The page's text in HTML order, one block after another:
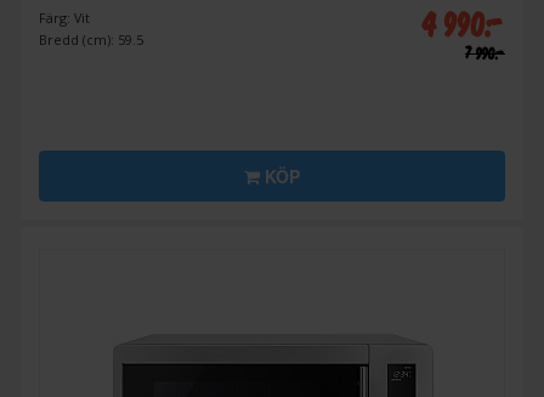
Färg: Vit
Bredd (cm): 59.5
4 990:-
7 990:-
KÖP